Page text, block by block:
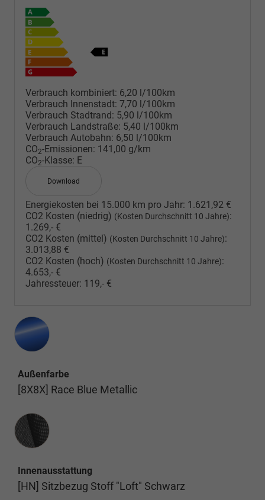
Verbrauch kombiniert: 6,20 l/100km
Verbrauch Innenstadt: 7,70 l/100km
Verbrauch Stadtrand: 5,90 l/100km
Verbrauch Landstraße: 5,40 l/100km
Verbrauch Autobahn: 6,50 l/100km
CO2-Emissionen: 141,00 g/km
CO2-Klasse: E
Download
Energiekosten bei 15.000 km pro Jahr: 1.621,92 €
CO2 Kosten (niedrig) (Kosten Durchschnitt 10 Jahre):
1.269,- €
CO2 Kosten (mittel) (Kosten Durchschnitt 10 Jahre):
3.013,88 €
CO2 Kosten (hoch) (Kosten Durchschnitt 10 Jahre):
4.653,- €
Jahressteuer: 119,- €
Außenfarbe
[8X8X] Race Blue Metallic
Innenausstattung
Innenausstattung
[HN] Sitzbezug Stoff "Loft" Schwarz